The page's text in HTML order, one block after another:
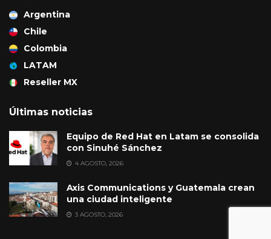
Argentina
Chile
Colombia
LATAM
Reseller MX
Últimas noticias
Equipo de Red Hat en Latam se consolida
con Sinuhé Sánchez
4 AGOSTO, 2026
Axis Communications y Guatemala crean
una ciudad inteligente
3 AGOSTO, 2026